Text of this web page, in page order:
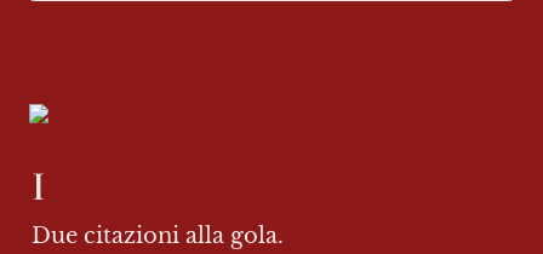
I
Due citazioni alla gola.